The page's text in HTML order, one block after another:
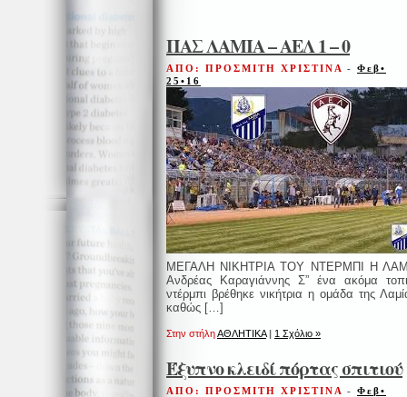
ΠΑΣ ΛΑΜΙΑ – ΑΕΛ 1 – 0
ΑΠΟ: ΠΡΟΣΜΙΤΗ ΧΡΙΣΤΙΝΑ - Φεβ•
25•16
ΜΕΓΑΛΗ ΝΙΚΗΤΡΙΑ ΤΟΥ ΝΤΕΡΜΠΙ Η
Ανδρέας Καραγιάννης Σ” ένα ακόμα
ντέρμπι βρέθηκε νικήτρια η ομάδα της
καθώς […]
Στην στήληΑΘΛΗΤΙΚΑ | 1 Σχόλιο »
Έξυπνο κλειδί πόρτας σπιτιού
ΑΠΟ: ΠΡΟΣΜΙΤΗ ΧΡΙΣΤΙΝΑ - Φεβ•